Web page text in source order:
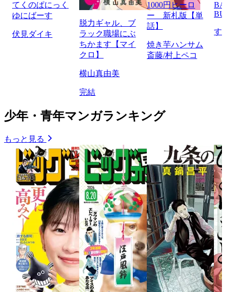
てくのぱにっく
ゆにばーす
伏見ダイキ
脱力ギャル、ブ
ラック職場にぶ
ちかます【マイ
クロ】
横山真由美
完結
1000円ヒーロ
ー 新札版【単
話】
焼き芋ハンサム
斎藤/村上ペコ
す
少年・青年マンガランキング
もっと見る